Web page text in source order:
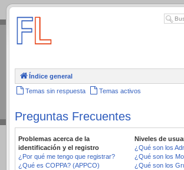
.
Índice general
Temas sin respuesta Temas activos
Preguntas Frecuentes
Problemas acerca de la
identificación y el registro
¿Por qué me tengo que registrar?
¿Qué es COPPA? (APPCO)
Niveles de
¿Qué son los
¿Qué son los
¿Qué son los